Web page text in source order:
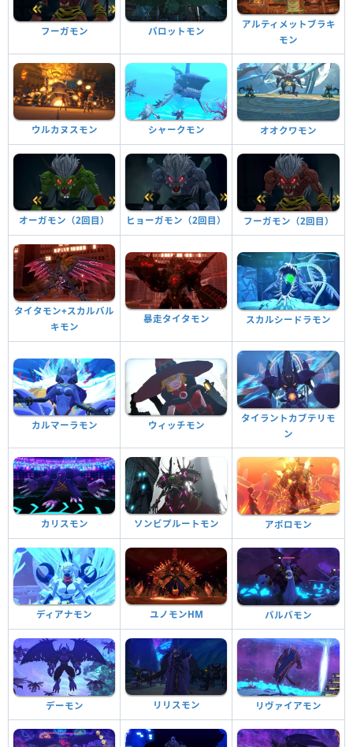
フーガモン パロットモン
アルティメットブラキ
モン
ウルカヌスモン シャークモン オオクワモン
オーガモン（2回目） ヒョーガモン（2回目） フーガモン（2回目）
タイタモン+スカルバル
キモン
暴走タイタモン スカルシードラモン
カルマーラモン ウィッチモン
タイラントカブテリモ
ン
カリスモン ソンビプルートモン アポロモン
ディアナモン ユノモンHM バルバモン
デーモン リリスモン リヴァイアモン